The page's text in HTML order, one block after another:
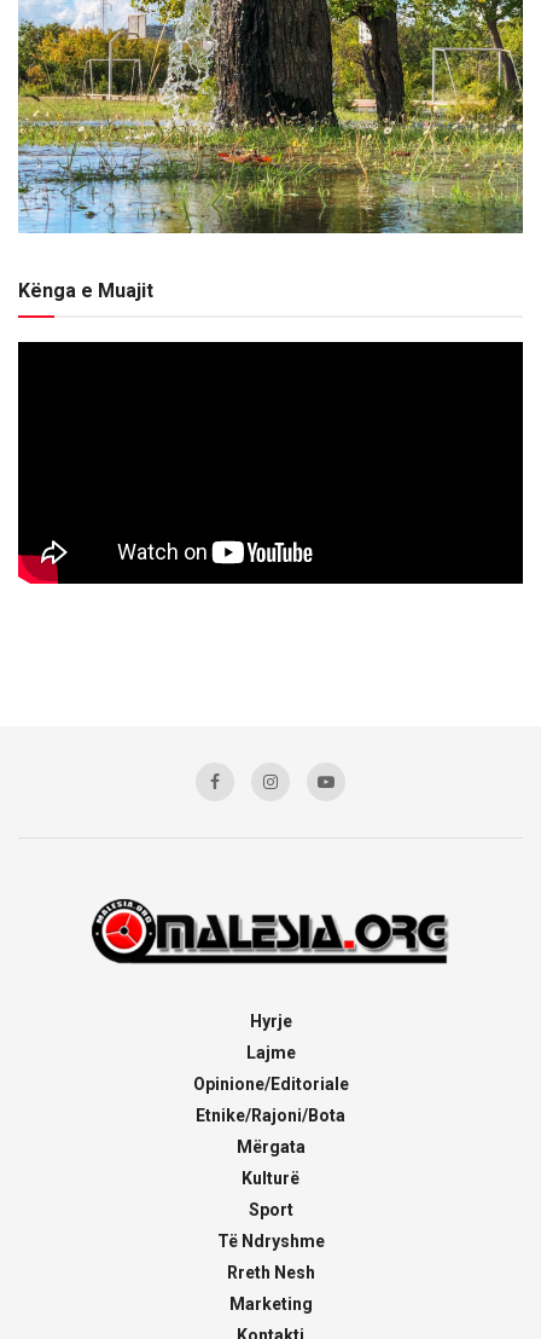
Kënga e Muajit
Hyrje
Lajme
Opinione/Editoriale
Etnike/Rajoni/Bota
Mërgata
Kulturë
Sport
Të Ndryshme
Rreth Nesh
Marketing
Kontakti